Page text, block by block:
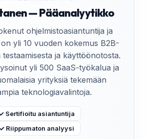
— Pääanalyytikko
ohjelmistoasiantuntija ja
yli 10 vuoden kokemus B2B-
testaamisesta ja käyttöönotosta.
yli 500 SaaS-työkalua ja
yrityksiä tekemään
teknologiavalintoja.
Sertifioitu asiantuntija
✓ Riippumaton analyysi